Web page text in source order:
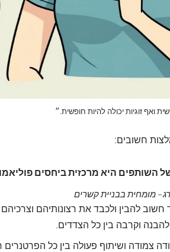
ואף זוגיות יכולה להיות חופשית.״
חשובים:
השותפים היא מרכזית ביחסים
– מומחית בבניית קשרים
חשוב להבין ולכבד את רצונותיהם
להבנה וקרבה בין כל הצדדים.
צמודה ושיתוף פעולה בין כל